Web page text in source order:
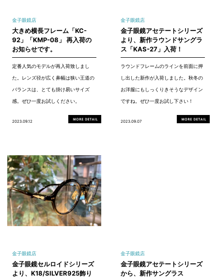
金子眼鏡店
大きめ横長フレーム「KC-
92」「KMP-08」 再入荷の
お知らせです。
定番人気のモデルが再入荷致しまし
た。レンズ径が広く鼻幅は狭い王道の
バランスは、とても掛け易いサイズ
感。ぜひ一度お試しください。
2023.09.12
金子眼鏡店
金子眼鏡アセテートシリーズ
より、新作ラウンドサングラ
ス「KAS-27」入荷！
ラウンドフレームのラインを前面に押
し出した新作が入荷しました。秋冬の
お洋服にもしっくりきそうなデザイン
ですね。ぜひ一度お試し下さい！
2023.09.07
金子眼鏡店
金子眼鏡セルロイドシリーズ
より、K18/SILVER925飾り
金子眼鏡店
金子眼鏡アセテートシリーズ
から、新作サングラス